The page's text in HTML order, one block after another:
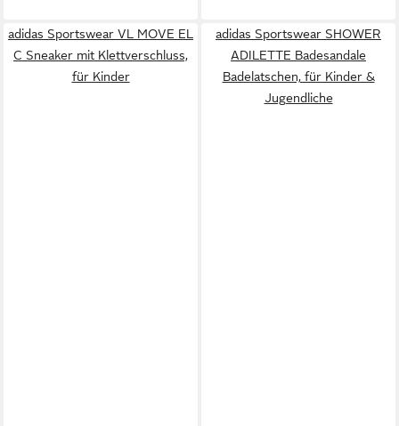
adidas Sportswear VL MOVE EL
C Sneaker mit Klettverschluss,
für Kinder
adidas Sportswear SHOWER
ADILETTE Badesandale
Badelatschen, für Kinder &
Jugendliche